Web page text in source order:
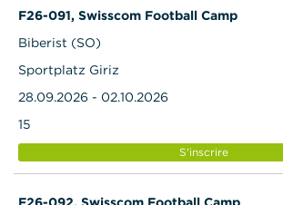
F26-091, Swisscom Football Camp
Biberist (SO)
Sportplatz Giriz
28.09.2026 - 02.10.2026
15
S'inscrire